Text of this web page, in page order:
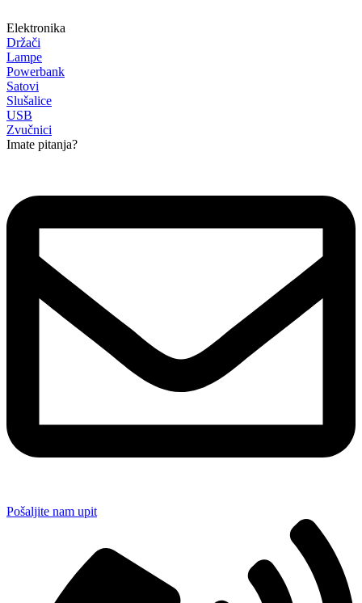
Elektronika
Držači
Lampe
Powerbank
Satovi
Slušalice
USB
Zvučnici
Imate pitanja?
Pošaljite nam upit